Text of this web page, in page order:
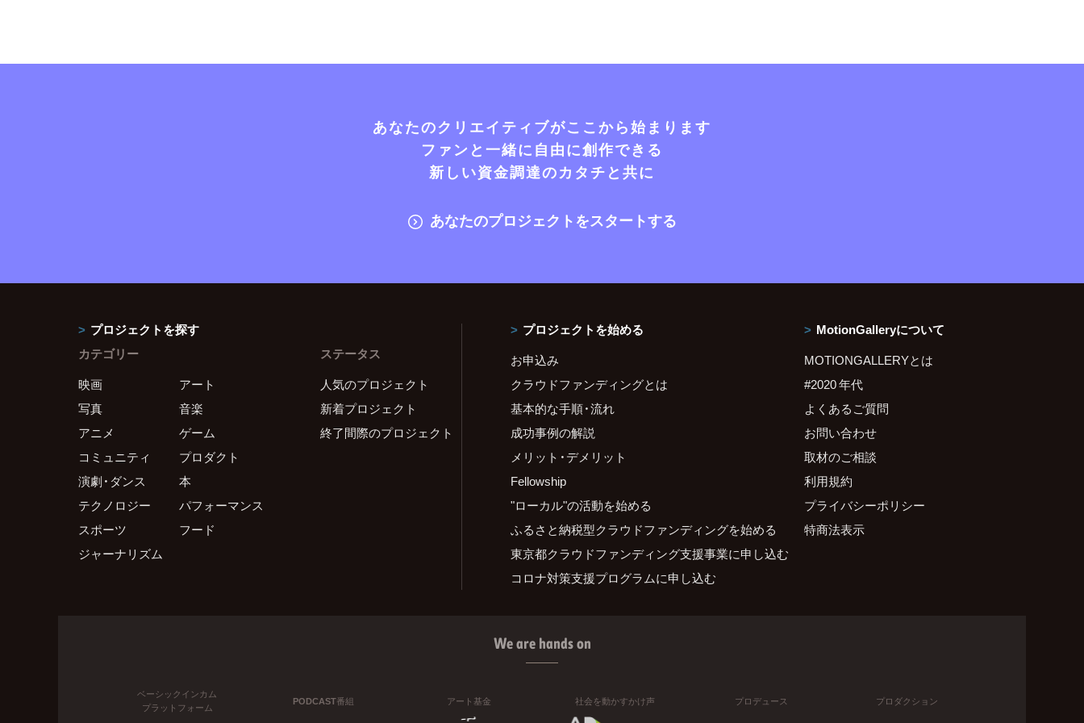
あなたのクリエイティブがここから始まります
ファンと一緒に自由に創作できる
新しい資金調達のカタチと共に
あなたのプロジェクトをスタートする
プロジェクトを探す
カテゴリー
映画
アート
写真
音楽
アニメ
ゲーム
コミュニティ
プロダクト
演劇・ダンス
本
テクノロジー
パフォーマンス
スポーツ
フード
ジャーナリズム
ステータス
人気のプロジェクト
新着プロジェクト
終了間際のプロジェクト
プロジェクトを始める
お申込み
クラウドファンディングとは
基本的な手順・流れ
成功事例の解説
メリット・デメリット
Fellowship
"ローカル"の活動を始める
ふるさと納税型クラウドファンディングを始める
東京都クラウドファンディング支援事業に申し込む
コロナ対策支援プログラムに申し込む
MotionGalleryについて
MOTIONGALLERYとは
#2020 年代
よくあるご質問
お問い合わせ
取材のご相談
利用規約
プライバシーポリシー
特商法表示
We are hands on
ベーシックインカム
プラットフォーム
PODCAST番組 アート基金 社会を動かすかけ声 プロデュース プロダクション